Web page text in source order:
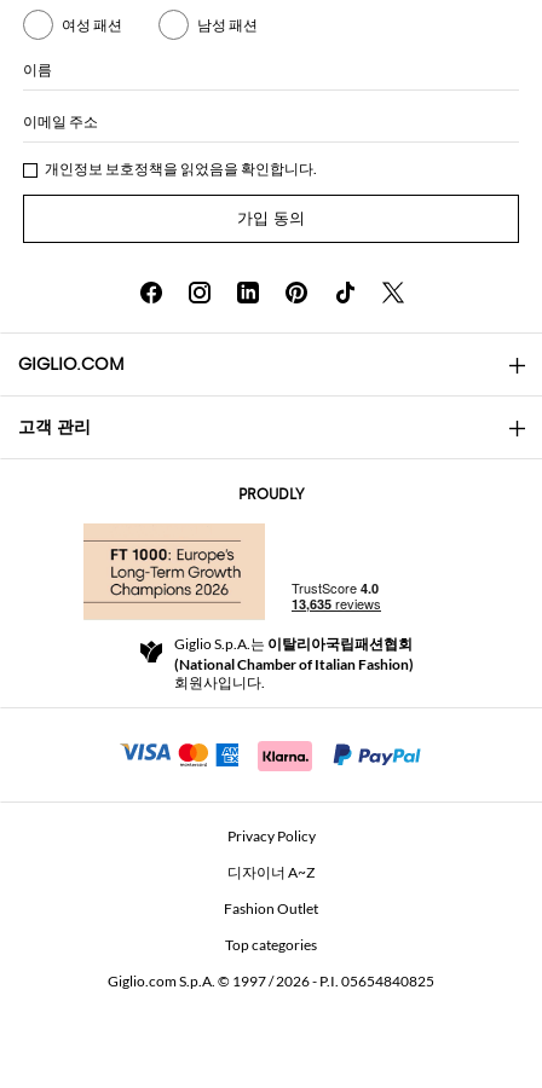
여성 패션 남성 패션
이름
이메일 주소
개인정보 보호정책을 읽었음을 확인합니다.
가입 동의
GIGLIO.COM
소개
Community Store
Beauty Seekers VIP Club
고객 관리
반품 및 환불
For a safe shopping experience
Security Communication
PROUDLY
Giglio S.p.A.는 이탈리아국립패션협회
(National Chamber of Italian Fashion)
회원사입니다.
Privacy Policy
디자이너 A~Z
Fashion Outlet
Top categories
Giglio.com S.p.A. © 1997 / 2026 - P.I. 05654840825